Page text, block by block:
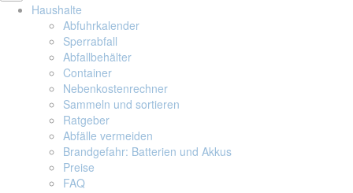
Haushalte
Abfuhrkalender
Sperrabfall
Abfallbehälter
Container
Nebenkostenrechner
Sammeln und sortieren
Ratgeber
Abfälle vermeiden
Brandgefahr: Batterien und Akkus
Preise
FAQ